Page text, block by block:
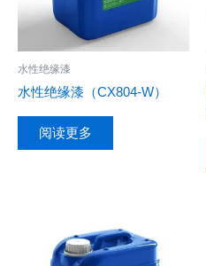
水性绝缘漆
水性绝缘漆（CX804-W）
阅读更多